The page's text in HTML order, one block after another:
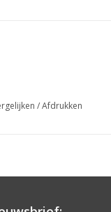
/Afdrukken